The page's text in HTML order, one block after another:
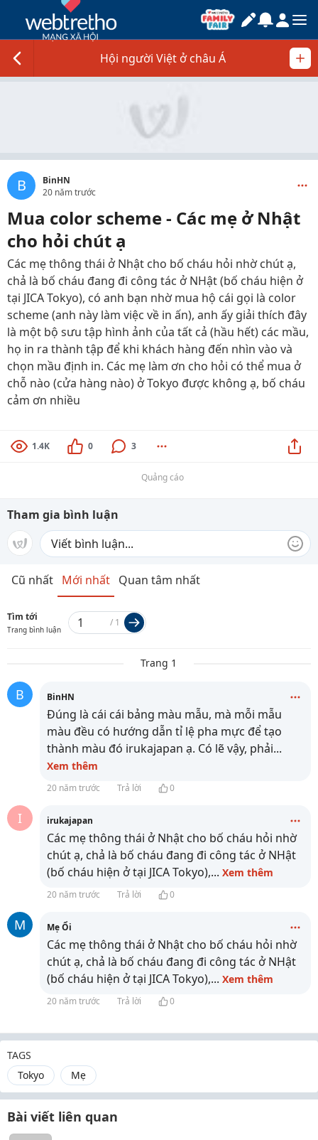
Hội người Việt ở châu Á
B
BinHN
20 năm trước
Mua color scheme - Các mẹ ở Nhật
cho hỏi chút ạ
Các mẹ thông thái ở Nhật cho bố cháu hỏi nhờ chút ạ,
chả là bố cháu đang đi công tác ở NHật (bố cháu hiện ở
tại JICA Tokyo), có anh bạn nhờ mua hộ cái gọi là color
scheme (anh này làm việc về in ấn), anh ấy giải thích đây
là một bộ sưu tập hình ảnh của tất cả (hầu hết) các mầu,
họ in ra thành tập để khi khách hàng đến nhìn vào và
chọn mầu định in. Các mẹ làm ơn cho hỏi có thể mua ở
chỗ nào (cửa hàng nào) ở Tokyo được không ạ, bố cháu
cảm ơn nhiều
1.4K 0 3
Quảng cáo
Tham gia bình luận
Cũ nhất Mới nhất Quan tâm nhất
Tìm tới
Trang bình luận
/ 1
Trang 1
B BinHN
Đúng là cái cái bảng màu mẫu, mà mỗi mẫu
màu đều có hướng dẫn tỉ lệ pha mực để tạo
thành màu đó irukajapan ạ. Có lẽ vậy, phải...
Xem thêm
20 năm trước Trả lời 0
I irukajapan
Các mẹ thông thái ở Nhật cho bố cháu hỏi nhờ
chút ạ, chả là bố cháu đang đi công tác ở NHật
(bố cháu hiện ở tại JICA Tokyo),... Xem thêm
20 năm trước Trả lời 0
M Mẹ Ổi
Các mẹ thông thái ở Nhật cho bố cháu hỏi nhờ
chút ạ, chả là bố cháu đang đi công tác ở NHật
(bố cháu hiện ở tại JICA Tokyo),... Xem thêm
20 năm trước Trả lời 0
TAGS
Tokyo
Mẹ
Bài viết liên quan